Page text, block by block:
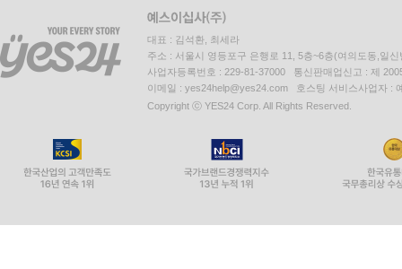
대표 : 김석환, 최세라
주소 : 서울시 영등포구 은행로 11, 5층~6층(여의도동,일신
사업자등록번호 : 229-81-37000 통신판매업신고 : 제
이메일 : yes24help@yes24.com 호스팅 서비스사업자 :
Copyright ⓒ YES24 Corp. All Rights Reserved.